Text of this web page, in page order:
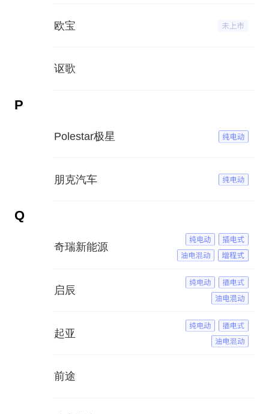
欧宝
讴歌
P
Polestar极星
朋克汽车
Q
奇瑞新能源
启辰
起亚
前途